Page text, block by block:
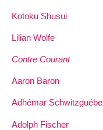
Kotoku Shusui
Lilian Wolfe
Contre Courant
Aaron Baron
Adhémar Schwitzguébel
Adolph Fischer